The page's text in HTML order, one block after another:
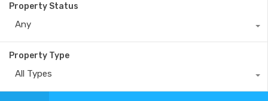
Property Status
Any
Property Type
All Types